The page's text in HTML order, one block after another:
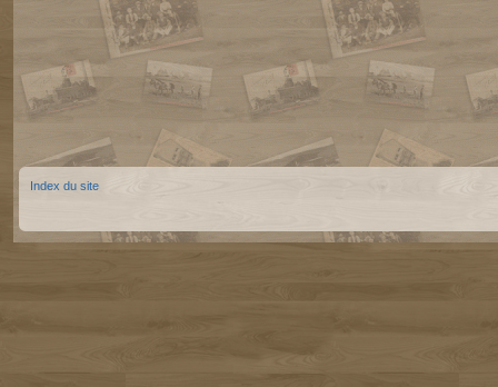
Index du site